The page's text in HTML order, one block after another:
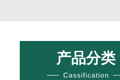
产品分类
Cassification